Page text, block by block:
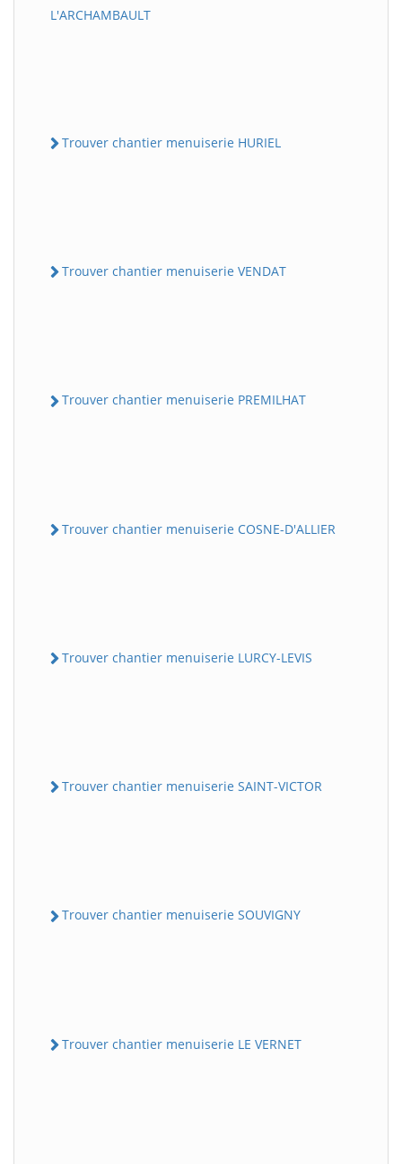
L'ARCHAMBAULT
Trouver chantier menuiserie HURIEL
Trouver chantier menuiserie VENDAT
Trouver chantier menuiserie PREMILHAT
Trouver chantier menuiserie COSNE-D'ALLIER
Trouver chantier menuiserie LURCY-LEVIS
Trouver chantier menuiserie SAINT-VICTOR
Trouver chantier menuiserie SOUVIGNY
Trouver chantier menuiserie LE VERNET